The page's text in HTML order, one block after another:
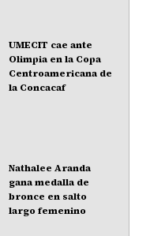
UMECIT cae ante
Olimpia en la Copa
Centroamericana de
la Concacaf
Nathalee Aranda
gana medalla de
bronce en salto
largo femenino